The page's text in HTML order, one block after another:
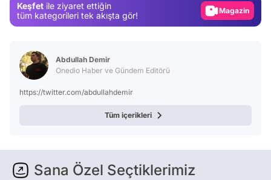
Keşfet ile ziyaret ettiğin
tüm kategorileri tek akışta gör!
Video
Abdullah Demir
Onedio Haber ve Gündem Editörü
https://twitter.com/abdullahdemir
Tüm içerikleri
Sana Özel Seçtiklerimiz